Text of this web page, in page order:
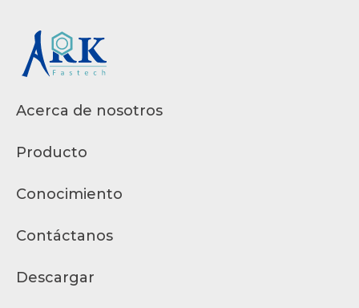
Acerca de nosotros
Producto
Conocimiento
Contáctanos
Descargar